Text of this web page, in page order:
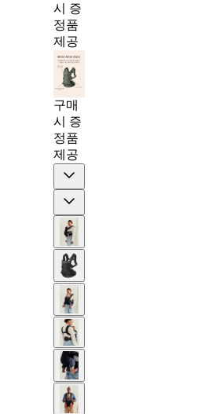
시 증
정품
제공
구매
시 증
정품
제공